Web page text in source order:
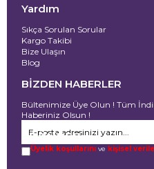
Yardım
Sıkça Sorulan Sorular
Kargo Takibi
Bize Ulaşın
Blog
BİZDEN HABERLER
Bültenimize Üye Olun ! Tüm
Haberiniz Olsun !
GÖNDER
Üyelik koşullarını ve kişisel